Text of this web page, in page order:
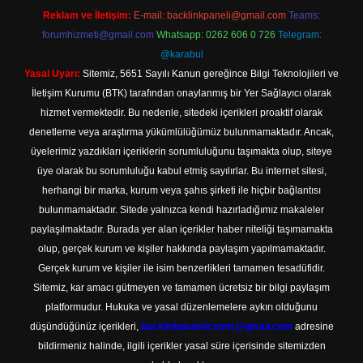
Reklam ve İletişim: E-mail: backlinkpaneli@gmail.com Teams:
forumhizmeti@gmail.com Whatsapp: 0262 606 0 726 Telegram:
@karabul
Yasal Uyarı: Sitemiz, 5651 Sayılı Kanun gereğince Bilgi Teknolojileri ve
İletişim Kurumu (BTK) tarafından onaylanmış bir Yer Sağlayıcı olarak
hizmet vermektedir. Bu nedenle, sitedeki içerikleri proaktif olarak
denetleme veya araştırma yükümlülüğümüz bulunmamaktadır. Ancak,
üyelerimiz yazdıkları içeriklerin sorumluluğunu taşımakta olup, siteye
üye olarak bu sorumluluğu kabul etmiş sayılırlar. Bu internet sitesi,
herhangi bir marka, kurum veya şahıs şirketi ile hiçbir bağlantısı
bulunmamaktadır. Sitede yalnızca kendi hazırladığımız makaleler
paylaşılmaktadır. Burada yer alan içerikler haber niteliği taşımamakta
olup, gerçek kurum ve kişiler hakkında paylaşım yapılmamaktadır.
Gerçek kurum ve kişiler ile isim benzerlikleri tamamen tesadüfidir.
Sitemiz, kar amacı gütmeyen ve tamamen ücretsiz bir bilgi paylaşım
platformudur. Hukuka ve yasal düzenlemelere aykırı olduğunu
düşündüğünüz içerikleri, backlinkpanelicomtr@gmail.com adresine
bildirmeniz halinde, ilgili içerikler yasal süre içerisinde sitemizden